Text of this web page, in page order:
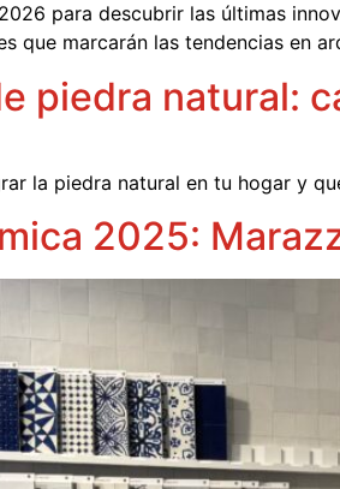
para descubrir las últimas
que marcarán las tendencias en
piedra natural:
la piedra natural en tu hogar y
2025: